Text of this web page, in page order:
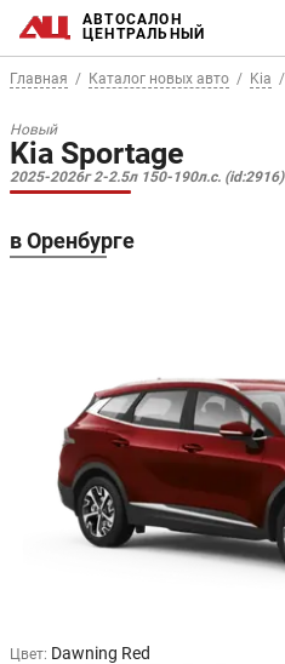
АВТОСАЛОН
ЦЕНТРАЛЬНЫЙ
Главная Каталог новых авто Kia
Новый
Kia Sportage
2025-2026г 2-2.5л 150-190л.с. (id:2916)
в Оренбурге
Цвет: Dawning Red